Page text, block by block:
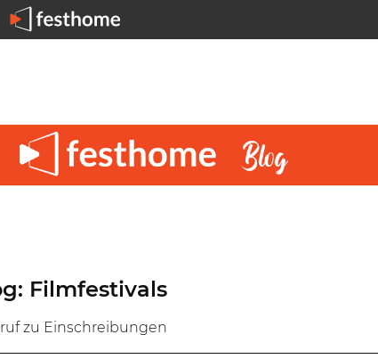
Filmfestivals
zu Einschreibungen